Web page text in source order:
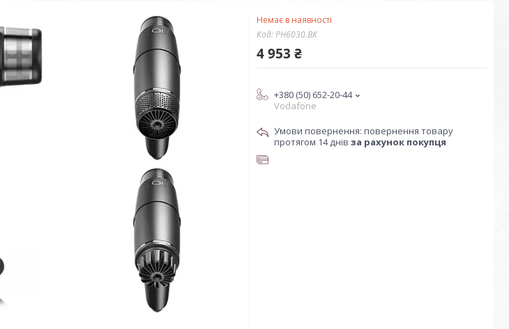
Немає в наявності
Код:PH6030.BK
4 953 ₴
+380 (50) 652-20-44
Vodafone
повернення товару
протягом 14 днів за рахунок покупця